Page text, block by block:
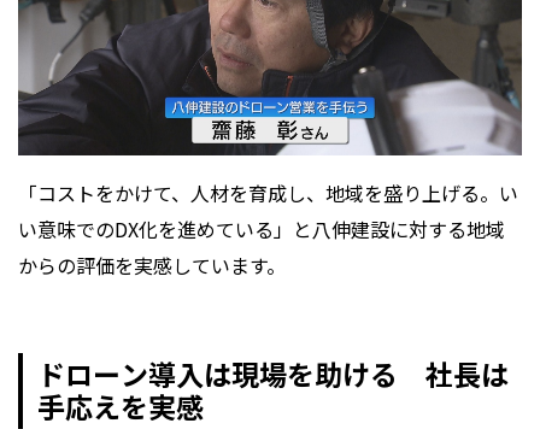
「コストをかけて、人材を育成し、地域を盛り上げる。い
い意味でのDX化を進めている」と八伸建設に対する地域
からの評価を実感しています。
ドローン導入は現場を助ける 社長は
手応えを実感